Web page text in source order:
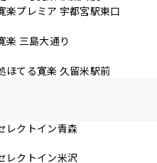
楽プレミア 宇都宮駅東口
楽 三島大通り
ほてる寛楽 久留米駅前
レクトイン青森
レクトイン米沢